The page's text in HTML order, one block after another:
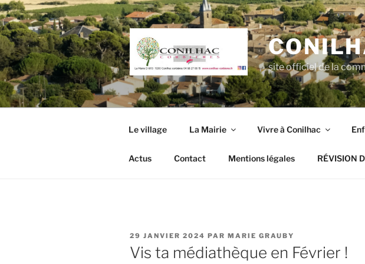
Aller
au
contenu
principal
site officiel de la
Le village La Mairie Vivre à Conilhac
Actus Contact Mentions légales RÉVISION
PUBLIÉ
LE
29 JANVIER 2024 PAR MARIE GRAUBY
Vis ta médiathèque en Février !